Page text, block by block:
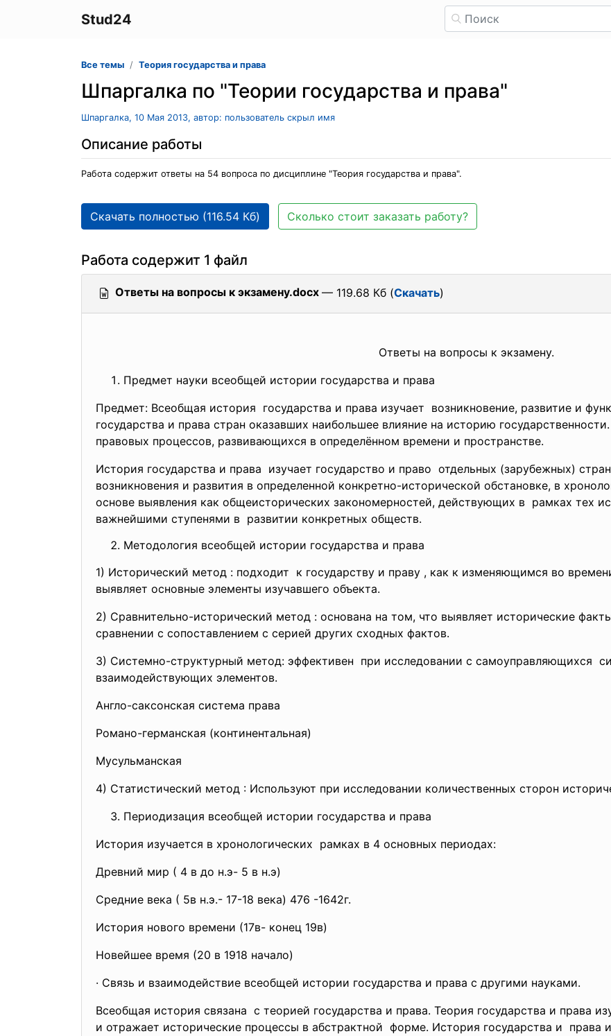
Stud24
Все темы Теория государства и права
Шпаргалка по "Теории государства и права"
Шпаргалка, 10 Мая 2013, автор: пользователь скрыл имя
Описание работы
Работа содержит ответы на 54 вопроса по дисциплине "Теория государства и права".
Скачать полностью (116.54 Кб) Сколько стоит заказать работу?
Работа содержит 1 файл
Ответы на вопросы к экзамену.docx — 119.68 Кб (Скачать)
Ответы на вопросы к экзамену.
Предмет науки всеобщей истории государства и права
Предмет: Всеобщая история государства и права изучает возникновение, развитие и
государства и права стран оказавших наибольшее влияние на историю
правовых процессов, развивающихся в определённом времени и пространстве.
История государства и права изучает государство и право отдельных (зарубежных)
возникновения и развития в определенной конкретно-исторической обстановке, в
основе выявления как общеисторических закономерностей, действующих в рамках тех
важнейшими ступенями в развитии конкретных обществ.
Методология всеобщей истории государства и права
1) Исторический метод : подходит к государству и праву , как к изменяющимся во
выявляет основные элементы изучавшего объекта.
2) Сравнительно-исторический метод : основана на том, что выявляет исторические
сравнении с сопоставлением с серией других сходных фактов.
3) Системно-структурный метод: эффективен при исследовании с самоуправляющихся
взаимодействующих элементов.
Англо-саксонская система права
Романо-германская (континентальная)
Мусульманская
4) Статистический метод : Используют при исследовании количественных сторон
Периодизация всеобщей истории государства и права
История изучается в хронологических рамках в 4 основных периодах:
Древний мир ( 4 в до н.э- 5 в н.э)
Средние века ( 5в н.э.- 17-18 века) 476 -1642г.
История нового времени (17в- конец 19в)
Новейшее время (20 в 1918 начало)
· Связь и взаимодействие всеобщей истории государства и права с другими науками.
Всеобщая история связана с теорией государства и права. Теория государства и права
и отражает исторические процессы в абстрактной форме. История государства и права